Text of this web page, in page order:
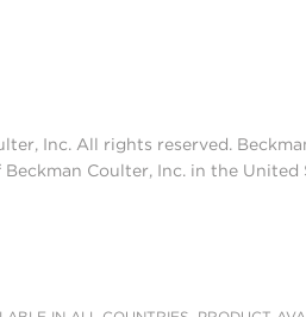
Inc. All rights reserved.
Coulter, Inc. in the